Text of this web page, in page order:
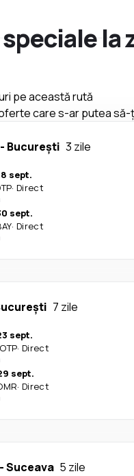
la
pe această rută
care s-ar putea să-
- București 3 zile
sept.
· Direct
sept.
· Direct
7 zile
sept.
OTP· Direct
sept.
· Direct
-Suceava 5 zile